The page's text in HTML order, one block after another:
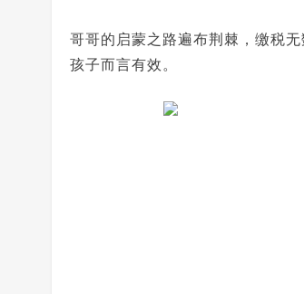
哥哥的启蒙之路遍布荆棘，缴税
孩子而言有效。